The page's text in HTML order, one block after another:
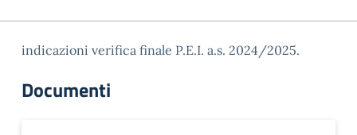
indicazioni verifica finale P.E.I. a.s. 2024/2025.
Documenti